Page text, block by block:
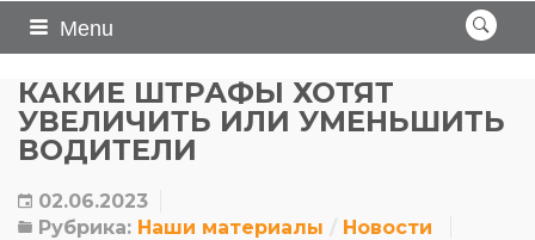
Menu
КАКИЕ ШТРАФЫ ХОТЯТ
УВЕЛИЧИТЬ ИЛИ УМЕНЬШИТЬ
ВОДИТЕЛИ
02.06.2023
Рубрика: Наши материалы
Новости